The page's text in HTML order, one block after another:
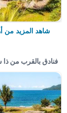
شاهد المزيد من
فنادق بالقرب من ذا